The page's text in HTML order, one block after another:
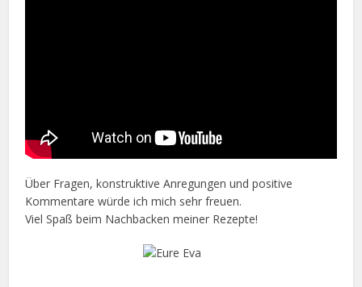
Über Fragen, konstruktive Anregungen und positive
Kommentare würde ich mich sehr freuen.
Viel Spaß beim Nachbacken meiner Rezepte!